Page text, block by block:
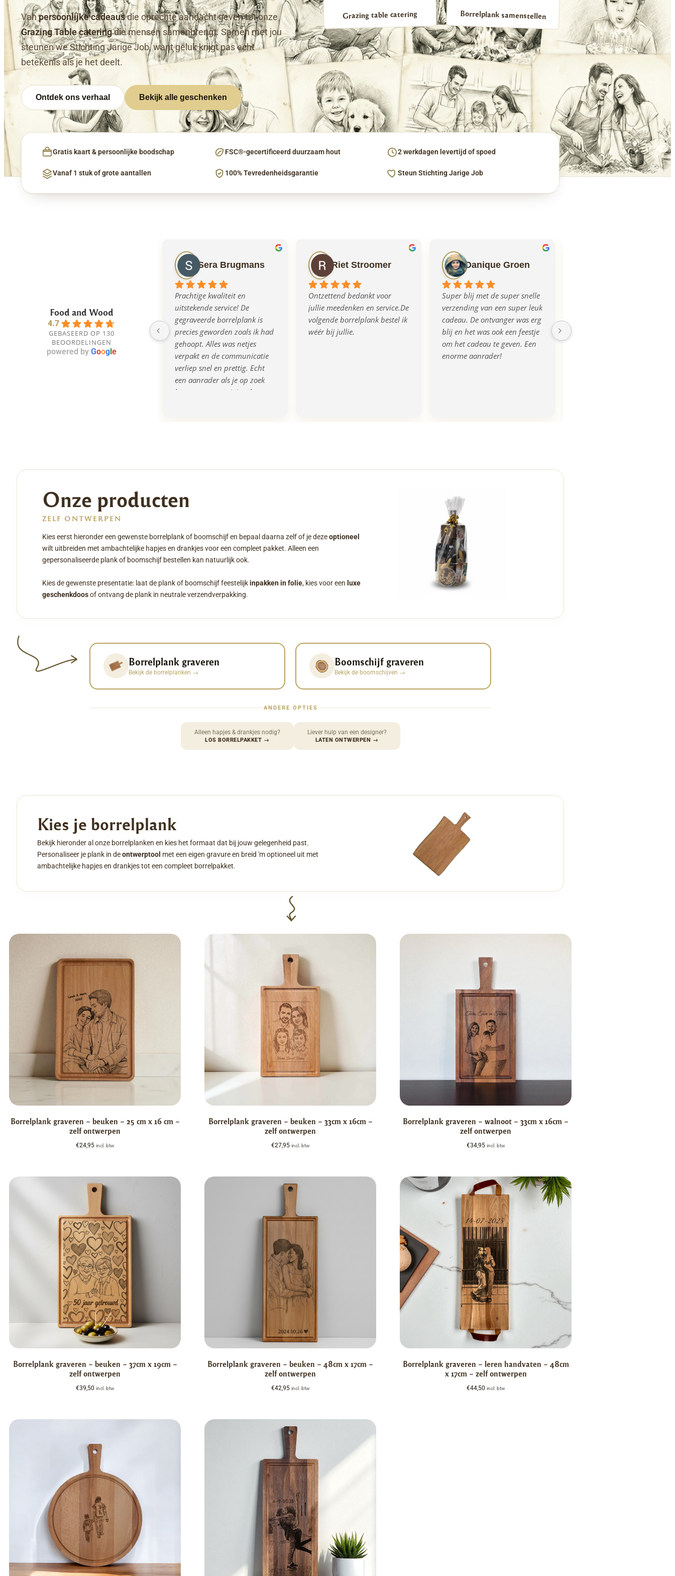
Vanpersoonlijke cadeausdie oprechte aandacht geven tot onze
Grazing Table cateringdie mensen samenbrengt. Samen met jou
steunen we Stichting Jarige Job, want geluk krijgt pas echt
betekenis als je het deelt.
Ontdek ons verhaal Bekijk alle geschenken
Grazing table catering Borrelplank samenstellen
Gratis kaart & persoonlijke boodschap FSC®-gecertificeerd duurzaam hout 2 werkdagen levertijd of spoed
Vanaf 1 stuk of grote aantallen 100% Tevredenheidsgarantie Steun Stichting Jarige Job
Food and Wood
4.7
GEBASEERD OP 130
BEOORDELINGEN
powered by Google
Sera Brugmans
Prachtige kwaliteit en
uitstekende service! De
gegraveerde borrelplank is
precies geworden zoals ik had
gehoopt. Alles was netjes
verpakt en de communicatie
verliep snel en prettig. Echt
een aanrader als je op zoek
bent naar een origineel en
Riet Stroomer
Ontzettend bedankt voor
jullie meedenken en service.De
volgende borrelplank bestel ik
wéér bij jullie.
Danique Groen
Super blij met de super snelle
verzending van een super leuk
cadeau. De ontvanger was erg
blij en het was ook een feestje
om het cadeau te geven. Een
enorme aanrader!
Onze producten
ZELF ONTWERPEN
Kies eerst hieronder een gewenste borrelplank of boomschijf en bepaal daarna zelf of je dezeoptioneel
wilt uitbreiden met ambachtelijke hapjes en drankjes voor een compleet pakket. Alleen een
gepersonaliseerde plank of boomschijf bestellen kan natuurlijk ook.
Kies de gewenste presentatie: laat de plank of boomschijf feestelijkinpakken in folie, kies voor een luxe
geschenkdoosof ontvang de plank in neutrale verzendverpakking.
Borrelplank graveren
Bekijk de borrelplanken →
Boomschijf graveren
Bekijk de boomschijven →
ANDERE OPTIES
Alleen hapjes & drankjes nodig?
LOS BORRELPAKKET →
Liever hulp van een designer?
LATEN ONTWERPEN →
Kies je borrelplank
Bekijk hieronder al onze borrelplanken en kies het formaat dat bij jouw gelegenheid past.
Personaliseer je plank in deontwerptool met een eigen gravure en breid 'm optioneel uit met
ambachtelijke hapjes en drankjes tot een compleet borrelpakket.
Borrelplank graveren – beuken – 25 cm x 16 cm –
zelf ontwerpen
€24,95 incl. btw
Borrelplank graveren – beuken – 33cm x 16cm –
zelf ontwerpen
€27,95 incl. btw
Borrelplank graveren – walnoot – 33cm x 16cm –
zelf ontwerpen
€34,95 incl. btw
Borrelplank graveren – beuken – 37cm x 19cm –
zelf ontwerpen
€39,50 incl. btw
Borrelplank graveren – beuken – 48cm x 17cm –
zelf ontwerpen
€42,95 incl. btw
Borrelplank graveren – leren handvaten – 48cm
x 17cm – zelf ontwerpen
€44,50 incl. btw